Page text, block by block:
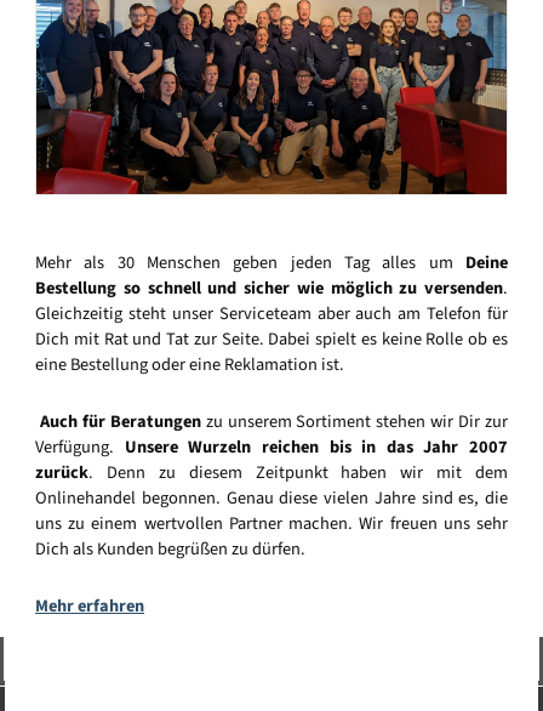
Mehr als 30 Menschen geben jeden Tag alles um Deine
Bestellung so schnell und sicher wie möglich zu versenden.
Gleichzeitig steht unser Serviceteam aber auch am Telefon für
Dich mit Rat und Tat zur Seite. Dabei spielt es keine Rolle ob es
eine Bestellung oder eine Reklamation ist.
Auch für Beratungenzu unserem Sortiment stehen wir Dir zur
Verfügung. Unsere Wurzeln reichen bis in das Jahr 2007
zurück. Denn zu diesem Zeitpunkt haben wir mit dem
Onlinehandel begonnen. Genau diese vielen Jahre sind es, die
uns zu einem wertvollen Partner machen. Wir freuen uns sehr
Dich als Kunden begrüßen zu dürfen.
Mehr erfahren